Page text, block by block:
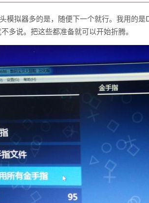
模拟器多的是，随便下一个就行。我用的
多说。把这些都准备就可以开始折腾。